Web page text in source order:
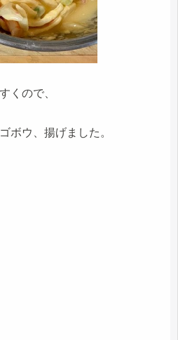
くので、
ボウ、揚げました。